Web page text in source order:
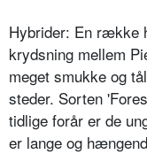
Hybrider: En række
krydsning mellem
meget smukke og
steder. Sorten
tidlige forår er de
er lange og